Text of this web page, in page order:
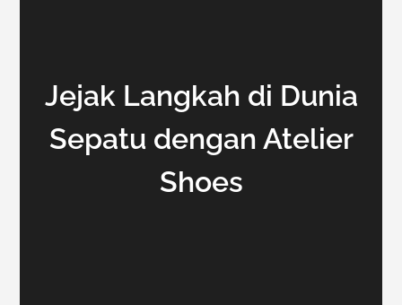
Jejak Langkah di Dunia
Sepatu dengan Atelier
Shoes